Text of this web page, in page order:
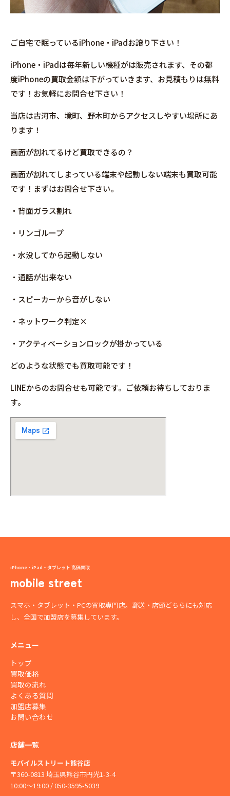
ご自宅で眠っているiPhone・iPadお譲り下さい！
iPhone・iPadは毎年新しい機種がは販売されます、その都
度iPhoneの買取金額は下がっていきます、お見積もりは無料
です！お気軽にお問合せ下さい！
当店は古河市、境町、野木町からアクセスしやすい場所にあ
ります！
画面が割れてるけど買取できるの？
画面が割れてしまっている端末や起動しない端末も買取可能
です！まずはお問合せ下さい。
・背面ガラス割れ
・リンゴループ
・水没してから起動しない
・通話が出来ない
・スピーカーから音がしない
・ネットワーク判定×
・アクティベーションロックが掛かっている
どのような状態でも買取可能です！
LINEからのお問合せも可能です。ご依頼お待ちしておりま
す。
iPhone・iPad・タブレット 高価買取
mobile street
スマホ・タブレット・PCの買取専門店。郵送・店頭どちらにも対応
し、全国で加盟店を募集しています。
メニュー
トップ
買取価格
買取の流れ
よくある質問
加盟店募集
お問い合わせ
店舗一覧
モバイルストリート熊谷店
〒360-0813 埼玉県熊谷市円光1-3-4
10:00〜19:00 / 050-3595-5039